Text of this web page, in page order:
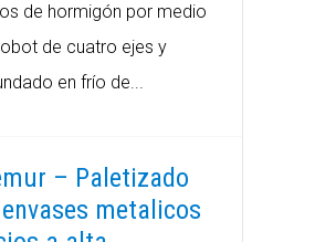
de hormigón por medio
de cuatro ejes y
en frío de...
– Paletizado
metalicos